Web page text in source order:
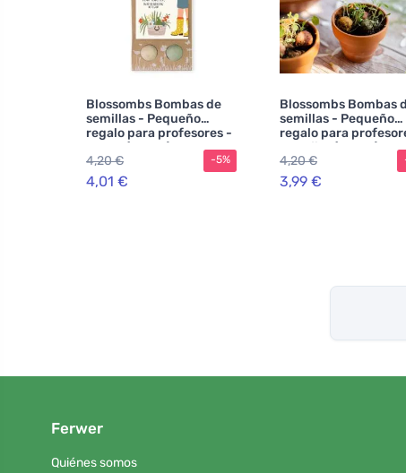
Blossombs Bombas de
semillas - Pequeño
regalo para profesores -
Flores (2 uds.)
4,20 €
4,01 €
-5%
Blossombs Bombas
semillas - Pequeño
regalo para
Conejito (2 uds.)
4,20 €
3,99 €
Ferwer
Quiénes somos